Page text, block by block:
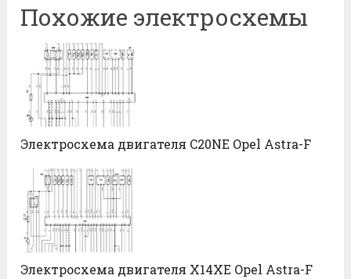
Похожие электросхемы
Электросхема двигателя C20NE Opel Astra-F
Электросхема двигателя X14XE Opel Astra-F